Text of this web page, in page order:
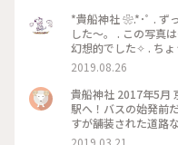
*貴船神社 ❀.*･ﾟ . ず
した～。 . この写真
幻想的でした✧︎ . ちょ
夕がたくさんありました
とき #夏旅2019
2019.08.26
貴船神社 2017年5月
駅へ！バスの始発前
すが舗装された道路
の少ないシーンとし
2019.03.21